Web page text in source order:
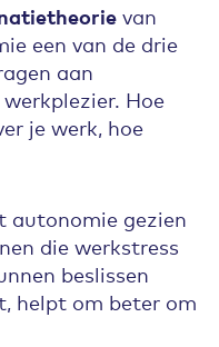
van
een van de drie
aan
Hoe
je werk, hoe
autonomie gezien
die werkstress
beslissen
helpt om beter om